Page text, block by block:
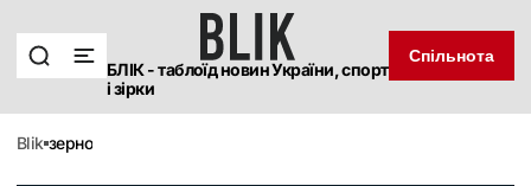
БЛІК - таблоїд новин України, спорт
і зірки
Спільнота
blik зерно